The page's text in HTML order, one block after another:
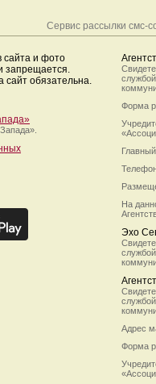
Сервис рассылки смс-
сайта и фото
запрещается.
сайт обязательна.
Форма
На
Эхо
Адрес
Форма